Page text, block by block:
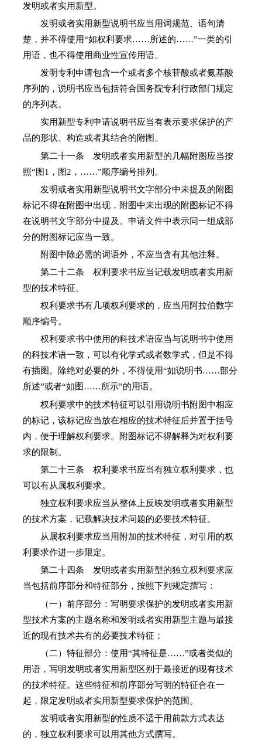
发明或者实用新型。
发明或者实用新型说明书应当用词规范、语句清
楚，并不得使用“如权利要求……所述的……”一类的引
用语，也不得使用商业性宣传用语。
发明专利申请包含一个或者多个核苷酸或者氨基酸
序列的，说明书应当包括符合国务院专利行政部门规定
的序列表。
实用新型专利申请说明书应当有表示要求保护的产
品的形状、构造或者其结合的附图。
第二十一条 发明或者实用新型的几幅附图应当按
照“图1，图2，……”顺序编号排列。
发明或者实用新型说明书文字部分中未提及的附图
标记不得在附图中出现，附图中未出现的附图标记不得
在说明书文字部分中提及。申请文件中表示同一组成部
分的附图标记应当一致。
附图中除必需的词语外，不应当含有其他注释。
第二十二条 权利要求书应当记载发明或者实用新
型的技术特征。
权利要求书有几项权利要求的，应当用阿拉伯数字
顺序编号。
权利要求书中使用的科技术语应当与说明书中使用
的科技术语一致，可以有化学式或者数学式，但是不得
有插图。除绝对必要的外，不得使用“如说明书……部分
所述”或者“如图……所示”的用语。
权利要求中的技术特征可以引用说明书附图中相应
的标记，该标记应当放在相应的技术特征后并置于括号
内，便于理解权利要求。附图标记不得解释为对权利要
求的限制。
第二十三条 权利要求书应当有独立权利要求，也
可以有从属权利要求。
独立权利要求应当从整体上反映发明或者实用新型
的技术方案，记载解决技术问题的必要技术特征。
从属权利要求应当用附加的技术特征，对引用的权
利要求作进一步限定。
第二十四条 发明或者实用新型的独立权利要求应
当包括前序部分和特征部分，按照下列规定撰写：
（一）前序部分：写明要求保护的发明或者实用新
型技术方案的主题名称和发明或者实用新型主题与最接
近的现有技术共有的必要技术特征；
（二）特征部分：使用“其特征是……”或者类似的
用语，写明发明或者实用新型区别于最接近的现有技术
的技术特征。这些特征和前序部分写明的特征合在一
起，限定发明或者实用新型要求保护的范围。
发明或者实用新型的性质不适于用前款方式表达
的，独立权利要求可以用其他方式撰写。